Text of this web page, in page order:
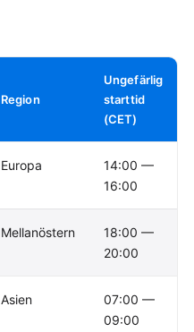
Region
Ungefärlig
starttid
(CET)
Europa
14:00 —
16:00
Mellanöstern
18:00 —
20:00
Asien
07:00 —
09:00